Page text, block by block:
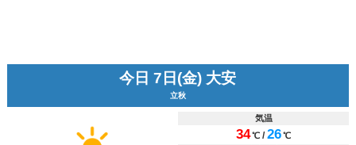
今日 7日(金) 大安
立秋
気温
34℃ /26℃